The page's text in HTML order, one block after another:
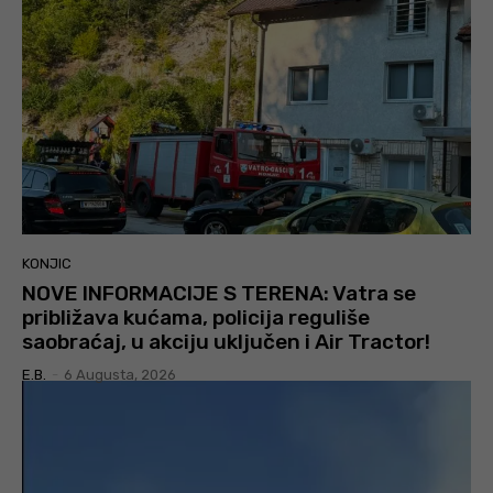
KONJIC
NOVE INFORMACIJE S TERENA: Vatra se
približava kućama, policija reguliše
saobraćaj, u akciju uključen i Air Tractor!
E.B. 6 Augusta, 2026